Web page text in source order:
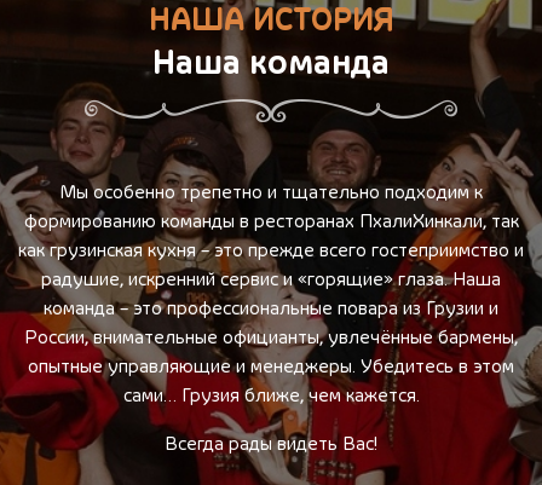
НАША ИСТОРИЯ
Наша команда
Мы особенно трепетно и тщательно подходим к
формированию команды в ресторанах ПхалиХинкали, так
как грузинская кухня – это прежде всего гостеприимство и
радушие, искренний сервис и «горящие» глаза. Наша
команда – это профессиональные повара из Грузии и
России, внимательные официанты, увлечённые бармены,
опытные управляющие и менеджеры. Убедитесь в этом
сами… Грузия ближе, чем кажется.
Всегда рады видеть Вас!